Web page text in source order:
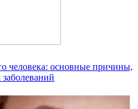
человека: основные причины,